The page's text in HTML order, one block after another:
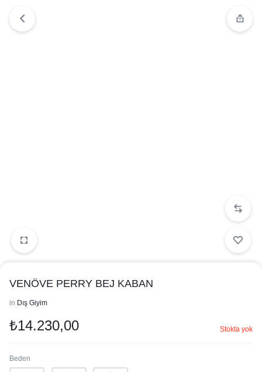
VENÖVE PERRY BEJ KABAN
in Dış Giyim
₺14.230,00 Stokta yok
Beden